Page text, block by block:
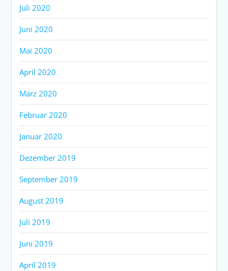
Juli 2020
Juni 2020
Mai 2020
April 2020
März 2020
Februar 2020
Januar 2020
Dezember 2019
September 2019
August 2019
Juli 2019
Juni 2019
April 2019